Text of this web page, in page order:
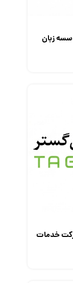
زبان
خدمات